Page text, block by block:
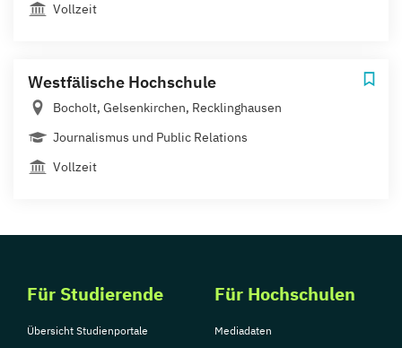
Vollzeit
Westfälische Hochschule
Bocholt, Gelsenkirchen, Recklinghausen
Journalismus und Public Relations
Vollzeit
Für Studierende
Übersicht Studienportale
Für Hochschulen
Mediadaten